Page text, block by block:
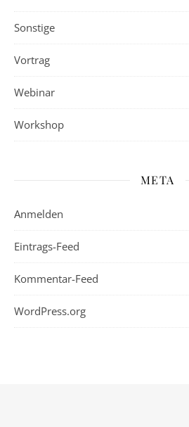
Sonstige
Vortrag
Webinar
Workshop
META
Anmelden
Eintrags-Feed
Kommentar-Feed
WordPress.org